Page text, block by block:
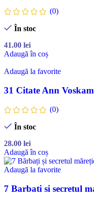
(0)
În stoc
41.00 lei
Adaugă în coș
Adaugă la favorite
31 Citate Ann
(0)
În stoc
28.00 lei
Adaugă în coș
Adaugă la favorite
7 Barbati si secretul